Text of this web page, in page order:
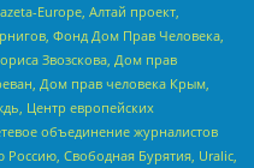
Europe, Алтай проект,
Фонд Дом Прав Человека,
Звозскова, Дом прав
Дом прав человека Крым,
Центр европейских
объединение журналистов
Свободная Бурятия, Uralic,